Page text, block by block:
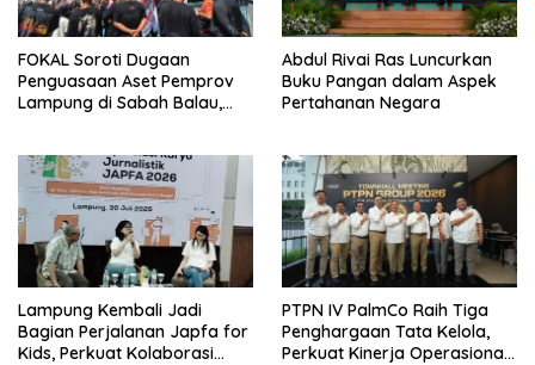
FOKAL Soroti Dugaan
Penguasaan Aset Pemprov
Lampung di Sabah Balau,
Abdul Rivai Ras Luncurkan
Buku Pangan dalam Aspek
Pertahanan Negara
Lampung Kembali Jadi
Bagian Perjalanan Japfa for
Kids, Perkuat Kolaborasi
PTPN IV PalmCo Raih Tiga
Penghargaan Tata Kelola,
Perkuat Kinerja Operasional